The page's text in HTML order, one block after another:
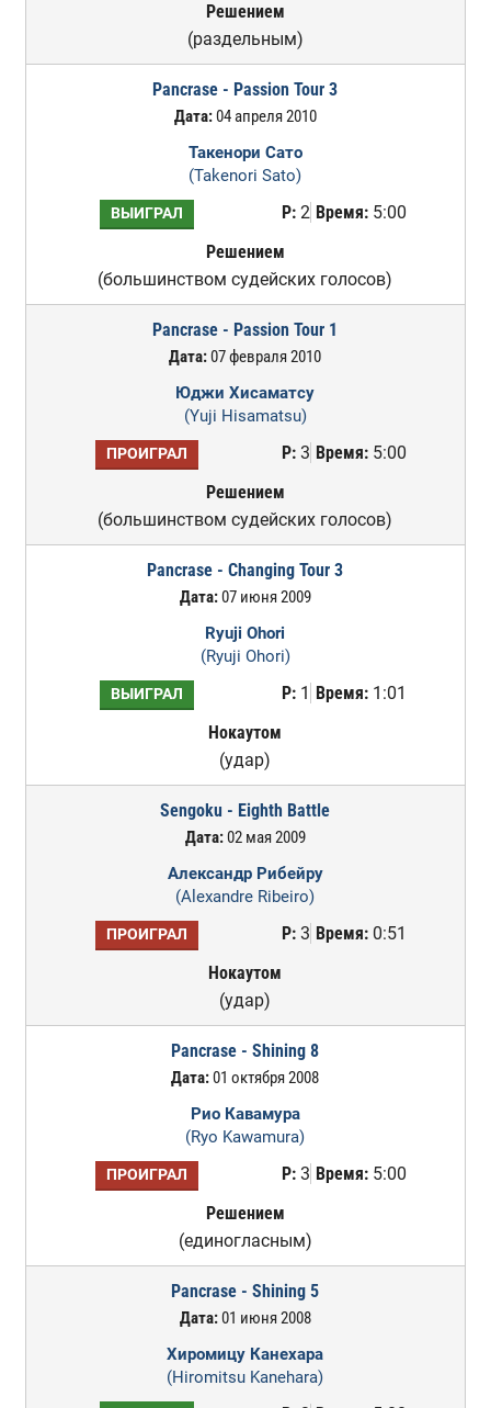
Решением
(раздельным)
Pancrase - Passion Tour 3
Дата:04 апреля 2010
Такенори Сато
(Takenori Sato)
ВЫИГРАЛ Р:2 Время:5:00
Решением
(большинством судейских голосов)
Pancrase - Passion Tour 1
Дата:07 февраля 2010
Юджи Хисаматсу
(Yuji Hisamatsu)
ПРОИГРАЛ Р:3 Время:5:00
Решением
(большинством судейских голосов)
Pancrase - Changing Tour 3
Дата:07 июня 2009
Ryuji Ohori
(Ryuji Ohori)
ВЫИГРАЛ Р:1 Время:1:01
Нокаутом
(удар)
Sengoku - Eighth Battle
Дата:02 мая 2009
Александр Рибейру
(Alexandre Ribeiro)
ПРОИГРАЛ Р:3 Время:0:51
Нокаутом
(удар)
Pancrase - Shining 8
Дата:01 октября 2008
Рио Кавамура
(Ryo Kawamura)
ПРОИГРАЛ Р:3 Время:5:00
Решением
(единогласным)
Pancrase - Shining 5
Дата:01 июня 2008
Хиромицу Канехара
(Hiromitsu Kanehara)